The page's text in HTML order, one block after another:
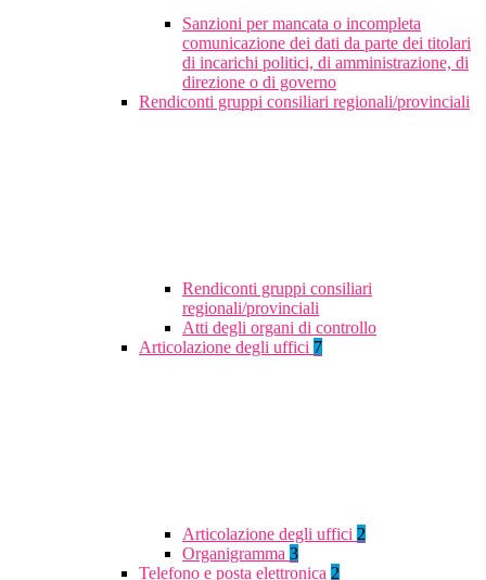
Sanzioni per mancata o incompleta
comunicazione dei dati da parte dei titolari
di incarichi politici, di amministrazione, di
direzione o di governo
Rendiconti gruppi consiliari regionali/provinciali
Rendiconti gruppi consiliari
regionali/provinciali
Atti degli organi di controllo
Articolazione degli uffici 7
Articolazione degli uffici 2
Organigramma 3
Telefono e posta elettronica 2